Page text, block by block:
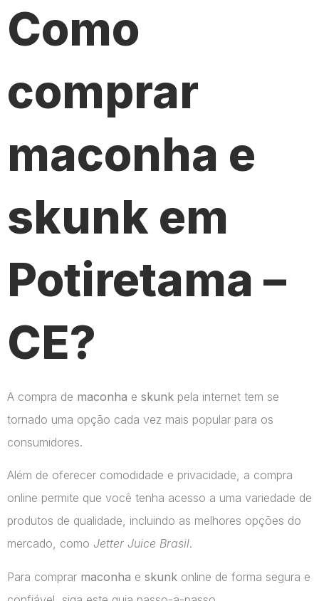
Como
comprar
maconha e
skunk em
Potiretama –
CE?
A compra de maconha e skunk pela internet tem se
tornado uma opção cada vez mais popular para os
consumidores.
Além de oferecer comodidade e privacidade, a compra
online permite que você tenha acesso a uma variedade de
produtos de qualidade, incluindo as melhores opções do
mercado, como Jetter Juice Brasil.
Para comprar maconha e skunk online de forma segura e